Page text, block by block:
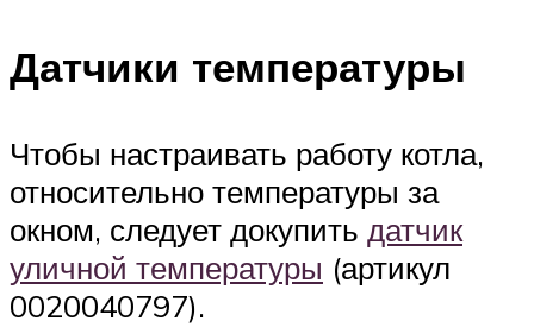
Датчики температуры
Чтобы настраивать работу котла,
относительно температуры за
окном, следует докупить датчик
уличной температуры (артикул
0020040797).